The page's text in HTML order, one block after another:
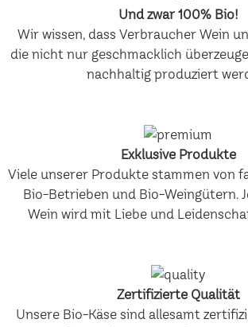
Und zwar 100% Bio!
Wir wissen, dass Verbraucher Wein
die nicht nur geschmacklich
nachhaltig produziert
Exklusive Produkte
Viele unserer Produkte stammen von
Bio-Betrieben und Bio-Weingütern.
Wein wird mit Liebe und
Zertifizierte Qualität
Unsere Bio-Käse sind allesamt